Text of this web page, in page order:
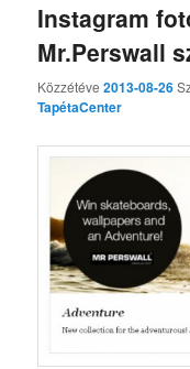
Instagram
Mr.Perswall
Közzétéve2013-08-26
TapétaCenter